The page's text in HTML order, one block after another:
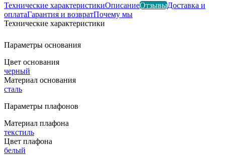
Технические характеристикиОписаниеОтзывыДоставка и
оплатаГарантия и возвратПочему мы
Технические характеристики
Параметры основания
Цвет основания
черный
Материал основания
сталь
Параметры плафонов
Материал плафона
текстиль
Цвет плафона
белый